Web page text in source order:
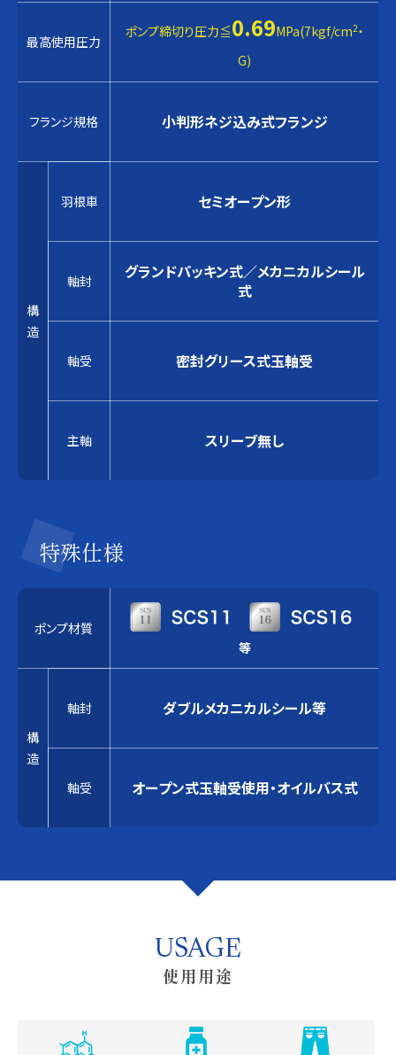
最高使用圧力
ポンプ締切り圧力≦0.69MPa(7kgf/cm2・
G)
フランジ規格 小判形ネジ込み式フランジ
構
造
羽根車 セミオープン形
軸封
グランドパッキン式／メカニカルシール
式
軸受 密封グリース式玉軸受
主軸 スリーブ無し
特殊仕様
ポンプ材質
等
構
造
軸封 ダブルメカニカルシール等
軸受 オープン式玉軸受使用・オイルバス式
USAGE
使用用途